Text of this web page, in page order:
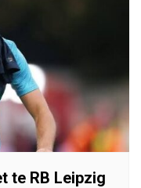
te RB Leipzig